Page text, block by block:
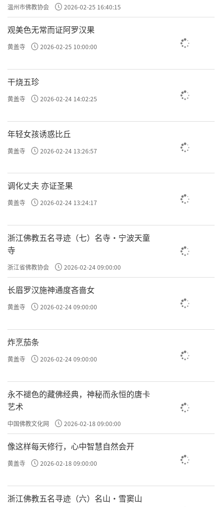
温州市佛教协会 2026-02-25 16:40:15
观美色无常而证阿罗汉果
黄盖寺 2026-02-25 10:00:00
干烧五珍
黄盖寺 2026-02-24 14:02:25
年轻女孩诱惑比丘
黄盖寺 2026-02-24 13:26:57
调化丈夫 亦证圣果
黄盖寺 2026-02-24 13:24:17
浙江佛教五名寻迹（七）名寺·宁波天童
寺
浙江省佛教协会 2026-02-24 09:00:00
长眉罗汉施神通度吝啬女
黄盖寺 2026-02-24 09:00:00
炸烹茄条
黄盖寺 2026-02-24 09:00:00
永不褪色的藏佛经典，神秘而永恒的唐卡
艺术
中国佛教文化网 2026-02-18 09:00:00
像这样每天修行，心中智慧自然会开
黄盖寺 2026-02-18 09:00:00
浙江佛教五名寻迹（六）名山·雪窦山